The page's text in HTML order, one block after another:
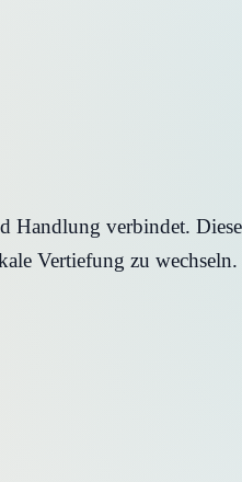
verbindet.
Vertiefung zu wechseln.